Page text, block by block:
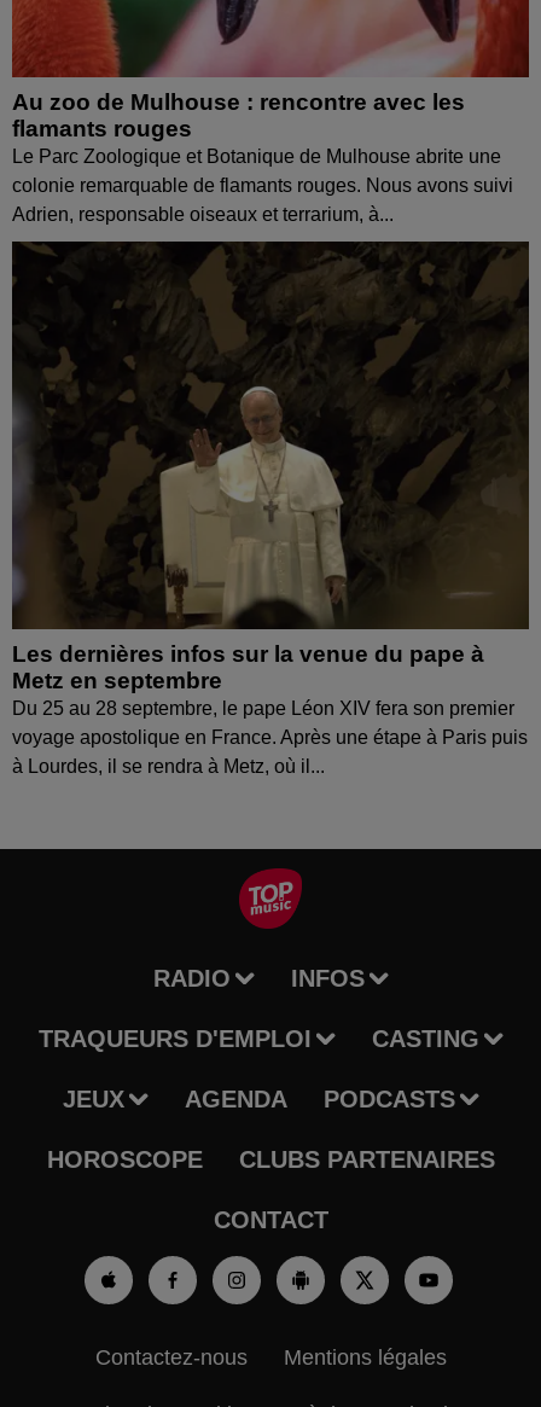
Au zoo de Mulhouse : rencontre avec les
flamants rouges
Le Parc Zoologique et Botanique de Mulhouse abrite une
colonie remarquable de flamants rouges. Nous avons suivi
Adrien, responsable oiseaux et terrarium, à...
Les dernières infos sur la venue du pape à
Metz en septembre
Du 25 au 28 septembre, le pape Léon XIV fera son premier
voyage apostolique en France. Après une étape à Paris puis
à Lourdes, il se rendra à Metz, où il...
RADIO INFOS
TRAQUEURS D'EMPLOI CASTING
JEUX AGENDA PODCASTS
HOROSCOPE CLUBS PARTENAIRES
CONTACT
Contactez-nous Mentions légales